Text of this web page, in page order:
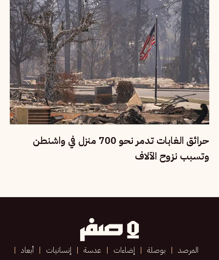
حرائق الغابات تدمر نحو 700 منزل في واشنطن
وتسبب نزوح الآلاف
المرصد بوصلة إضاءات عدسة إنسانيات أبعاد